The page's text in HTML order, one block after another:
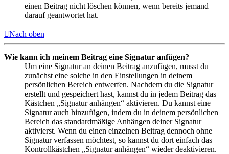
einen Beitrag nicht löschen können, wenn bereits jemand
darauf geantwortet hat.
Nach oben
Wie kann ich meinem Beitrag eine Signatur anfügen?
Um eine Signatur an deinen Beitrag anzufügen, musst du
zunächst eine solche in den Einstellungen in deinem
persönlichen Bereich entwerfen. Nachdem du die Signatur
erstellt und gespeichert hast, kannst du in jedem Beitrag das
Kästchen „Signatur anhängen“ aktivieren. Du kannst eine
Signatur auch hinzufügen, indem du in deinem persönlichen
Bereich das standardmäßige Anhängen deiner Signatur
aktivierst. Wenn du einen einzelnen Beitrag dennoch ohne
Signatur verfassen möchtest, so kannst du dort einfach das
Kontrollkästchen „Signatur anhängen“ wieder deaktivieren.